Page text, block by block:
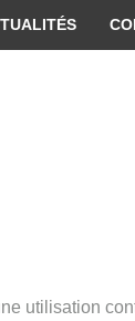
Don't show this
utilisation